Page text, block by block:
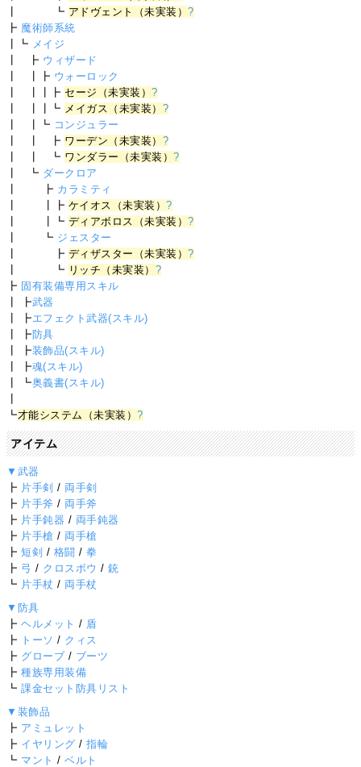
┃ ┗ アドヴェント（未実装）?
┣ 魔術師系統
┃┗ メイジ
┃ ┣ ウィザード
┃ ┃┣ ウォーロック
┃ ┃┃┣ セージ（未実装）?
┃ ┃┃┗ メイガス（未実装） ?
┃ ┃┗ コンジュラー
┃ ┃ ┣ ワーデン（未実装） ?
┃ ┃ ┗ ワンダラー（未実装）?
┃ ┗ ダークロア
┃ ┣ カラミティ
┃ ┃┣ ケイオス（未実装）?
┃ ┃┗ ディアボロス（未実装）?
┃ ┗ ジェスター
┃ ┣ ディザスター（未実装）?
┃ ┗ リッチ（未実装） ?
┣ 固有装備専用スキル
┃ ┣武器
┃ ┣エフェクト武器(スキル)
┃ ┣防具
┃ ┣装飾品(スキル)
┃ ┣魂(スキル)
┃ ┗奥義書(スキル)
┗才能システム（未実装）?
アイテム
▼武器
┣ 片手剣 / 両手剣
┣ 片手斧 / 両手斧
┣ 片手鈍器 / 両手鈍器
┣ 片手槍 / 両手槍
┣短剣 / 格闘 /拳
┣ 弓 / クロスボウ /銃
┗ 片手杖 / 両手杖
▼防具
┣ヘルメット / 盾
┣ トーソ / クィス
┣ グローブ / ブーツ
┣種族専用装備
┗課金セット防具リスト
▼装飾品
┣ アミュレット
┣ イヤリング /指輪
┗ マント /ベルト